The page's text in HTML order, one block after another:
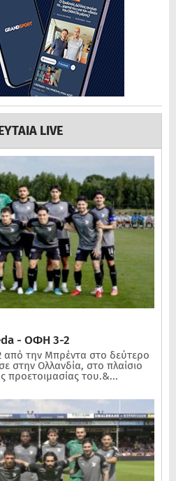
LIVE
- ΟΦΗ 3-2
την Μπρέντα στο δεύτερο
στην Ολλανδία, στο πλαίσιο
προετοιμασίας του.&...